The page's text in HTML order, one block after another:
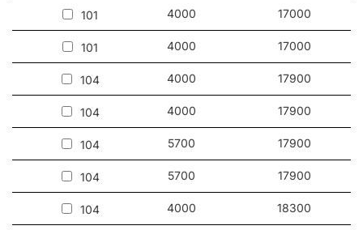
101 4000 17000
101 4000 17000
104 4000 17900
104 4000 17900
104 5700 17900
104 5700 17900
104 4000 18300